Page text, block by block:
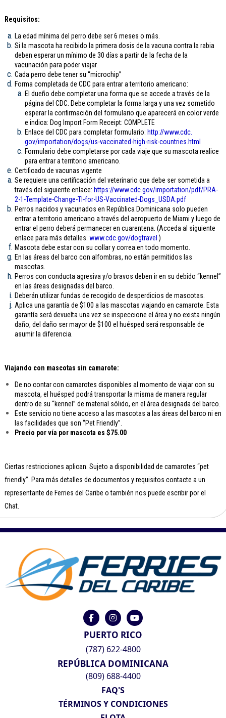
Requisitos:
La edad mínima del perro debe ser 6 meses o más.
Si la mascota ha recibido la primera dosis de la vacuna contra la rabia
deben esperar un mínimo de 30 días a partir de la fecha de la
vacunación para poder viajar.
Cada perro debe tener su “microchip”
Forma completada de CDC para entrar a territorio americano:
El dueño debe completar una forma que se accede a través de la
página del CDC. Debe completar la forma larga y una vez sometido
esperar la confirmación del formulario que aparecerá en color verde
e indica: Dog Import Form Receipt: COMPLETE
Enlace del CDC para completar formulario: http://www.cdc.
gov/importation/dogs/us-vaccinated-high-risk-countries.html
Formulario debe completarse por cada viaje que su mascota realice
para entrar a territorio americano.
Certificado de vacunas vigente
Se requiere una certificación del veterinario que debe ser sometida a
través del siguiente enlace: https://www.cdc.gov/importation/pdf/PRA-
2-1-Template-Change-TI-for-US-Vaccinated-Dogs_USDA.pdf
Perros nacidos y vacunados en República Dominicana solo pueden
entrar a territorio americano a través del aeropuerto de Miami y luego de
entrar el perro deberá permanecer en cuarentena. (Acceda al siguiente
enlace para más detalles. www.cdc.gov/dogtravel )
Mascota debe estar con su collar y correa en todo momento.
En las áreas del barco con alfombras, no están permitidos las
mascotas.
Perros con conducta agresiva y/o bravos deben ir en su debido “kennel”
en las áreas designadas del barco.
Deberán utilizar fundas de recogido de desperdicios de mascotas.
Aplica una garantía de $100 a las mascotas viajando en camarote. Esta
garantía será devuelta una vez se inspeccione el área y no exista ningún
daño, del daño ser mayor de $100 el huésped será responsable de
asumir la diferencia.
Viajando con mascotas sin camarote:
De no contar con camarotes disponibles al momento de viajar con su
mascota, el huésped podrá transportar la misma de manera regular
dentro de su “kennel” de material sólido, en el área designada del barco.
Este servicio no tiene acceso a las mascotas a las áreas del barco ni en
las facilidades que son “Pet Friendly”.
Precio por vía por mascota es $75.00
Ciertas restricciones aplican. Sujeto a disponibilidad de camarotes “pet
friendly”. Para más detalles de documentos y requisitos contacte a un
representante de Ferries del Caribe o también nos puede escribir por el
Chat.
PUERTO RICO
(787) 622-4800
REPÚBLICA DOMINICANA
(809) 688-4400
FAQ'S
TÉRMINOS Y CONDICIONES